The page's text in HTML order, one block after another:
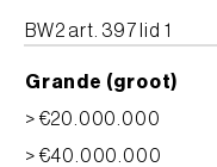
BW2 art. 397 lid 1
Grande (groot)
> €20.000.000
> €40.000.000